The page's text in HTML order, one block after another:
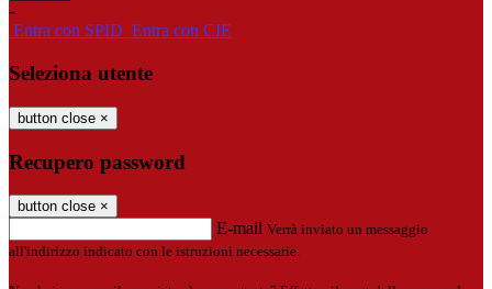
-
Entra con SPID Entra con CIE
Seleziona utente
button close ×
Recupero password
button close ×
E-mail Verrà inviato un messaggio
all'indirizzo indicato con le istruzioni necessarie.